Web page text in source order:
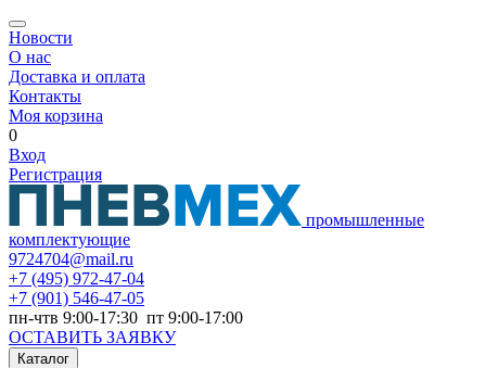
Новости
О нас
Доставка и оплата
Контакты
Моя корзина
0
Вход
Регистрация
промышленные
комплектующие
9724704@mail.ru
+7 (495) 972-47-04
+7 (901) 546-47-05
пн-чтв 9:00-17:30 пт 9:00-17:00
ОСТАВИТЬ ЗАЯВКУ
Каталог